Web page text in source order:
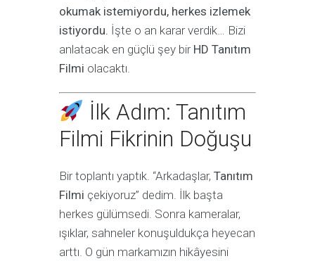
okumak istemiyordu, herkes izlemek
istiyordu. İşte o an karar verdik… Bizi
anlatacak en güçlü şey bir HD Tanıtım
Filmi olacaktı.
İlk Adım: Tanıtım
Filmi Fikrinin Doğuşu
Bir toplantı yaptık. “Arkadaşlar, Tanıtım
Filmi çekiyoruz” dedim. İlk başta
herkes gülümsedi. Sonra kameralar,
ışıklar, sahneler konuşuldukça heyecan
arttı. O gün markamızın hikâyesini